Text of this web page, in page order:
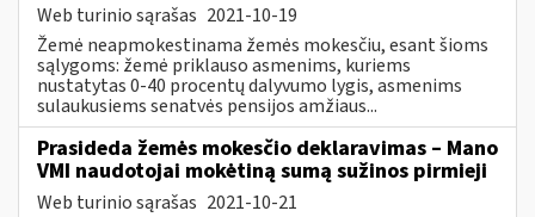
Web turinio sąrašas 2021-10-19
Žemė neapmokestinama žemės mokesčiu, esant šioms
sąlygoms: žemė priklauso asmenims, kuriems
nustatytas 0-40 procentų dalyvumo lygis, asmenims
sulaukusiems senatvės pensijos amžiaus...
Prasideda žemės mokesčio deklaravimas – Mano
VMI naudotojai mokėtiną sumą sužinos pirmieji
Web turinio sąrašas 2021-10-21